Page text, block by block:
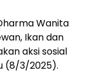
Wanita
Ikan dan
aksi sosial
(8/3/2025).